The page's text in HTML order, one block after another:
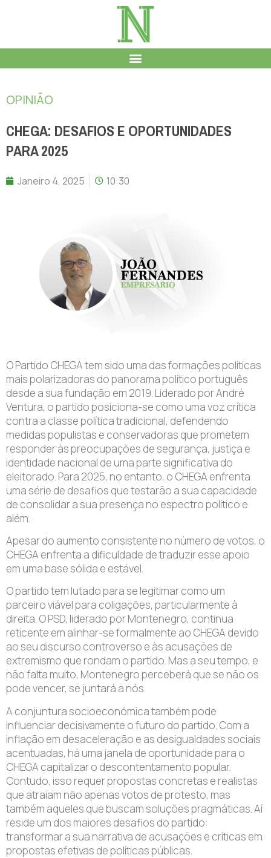
OPINIÃO
CHEGA: DESAFIOS E OPORTUNIDADES
PARA 2025
Janeiro 4, 2025 10:30
O Partido CHEGA tem sido uma das formações políticas
mais polarizadoras do panorama político português
desde a sua fundação em 2019. Liderado por André
Ventura, o partido posiciona-se como uma voz crítica
contra a classe política tradicional, defendendo
medidas populistas e conservadoras que prometem
responder às preocupações de segurança, justiça e
identidade nacional de uma parte significativa do
eleitorado. Para 2025, no entanto, o CHEGA enfrenta
uma série de desafios que testarão a sua capacidade
de consolidar a sua presença no espectro político e
além.
Apesar do aumento consistente no número de votos, o
CHEGA enfrenta a dificuldade de traduzir esse apoio
em uma base sólida e estável.
O partido tem lutado para se legitimar como um
parceiro viável para coligações, particularmente à
direita. O PSD, liderado por Montenegro, continua
reticente em alinhar-se formalmente ao CHEGA devido
ao seu discurso controverso e às acusações de
extremismo que rondam o partido. Mas a seu tempo, e
não falta muito, Montenegro perceberá que se não os
pode vencer, se juntará a nós.
A conjuntura socioeconómica também pode
influenciar decisivamente o futuro do partido. Com a
inflação em desaceleração e as desigualdades sociais
acentuadas, há uma janela de oportunidade para o
CHEGA capitalizar o descontentamento popular.
Contudo, isso requer propostas concretas e realistas
que atraiam não apenas votos de protesto, mas
também aqueles que buscam soluções pragmáticas. Aí
reside um dos maiores desafios do partido:
transformar a sua narrativa de acusações e críticas em
propostas efetivas de políticas públicas.